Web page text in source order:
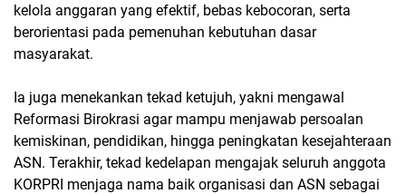
kelola anggaran yang efektif, bebas kebocoran, serta
berorientasi pada pemenuhan kebutuhan dasar
masyarakat.
Ia juga menekankan tekad ketujuh, yakni mengawal
Reformasi Birokrasi agar mampu menjawab persoalan
kemiskinan, pendidikan, hingga peningkatan kesejahteraan
ASN. Terakhir, tekad kedelapan mengajak seluruh anggota
KORPRI menjaga nama baik organisasi dan ASN sebagai